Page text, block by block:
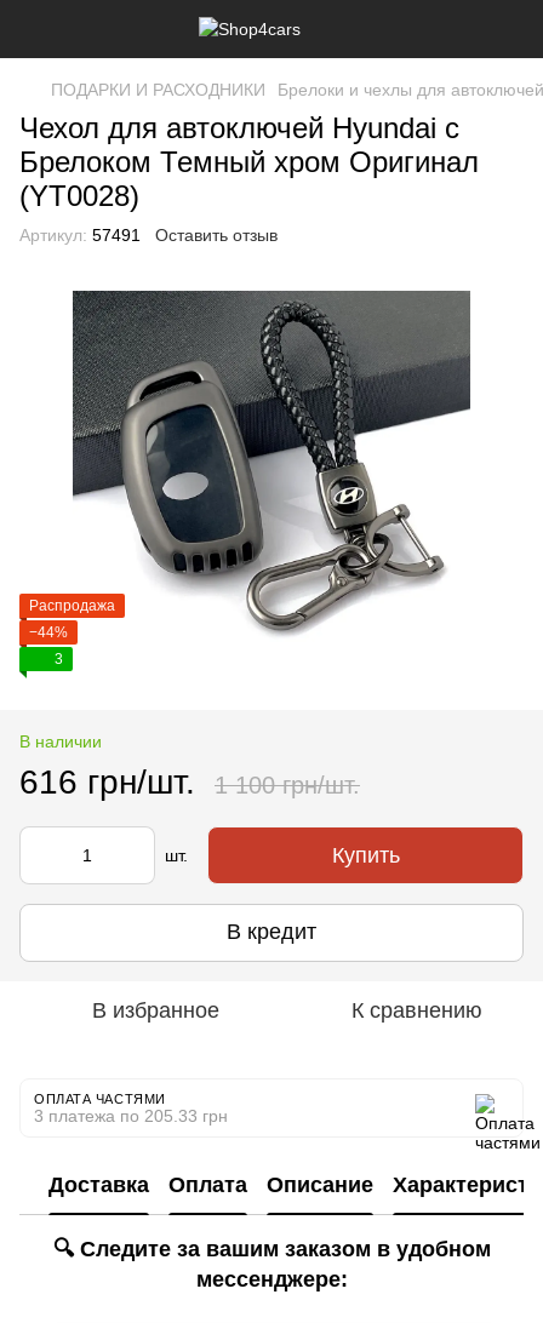
ПОДАРКИ И РАСХОДНИКИ Брелоки и чехлы для автоключей
Чехол для автоключей Hyundai с
Брелоком Темный хром Оригинал
(YT0028)
Артикул: 57491 Оставить отзыв
Распродажа
−44%
3
В наличии
616 грн/шт. 1 100 грн/шт.
шт. Купить
В кредит
В избранное К сравнению
ОПЛАТА ЧАСТЯМИ
3 платежа по 205.33 грн
Доставка Оплата Описание
🔍 Следите за вашим заказом в удобном
мессенджере: